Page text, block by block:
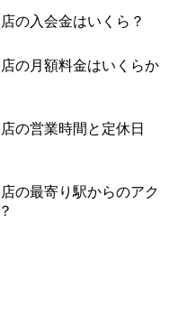
の入会金はいくら？
の月額料金はいくらか
の営業時間と定休日
の最寄り駅からのアク